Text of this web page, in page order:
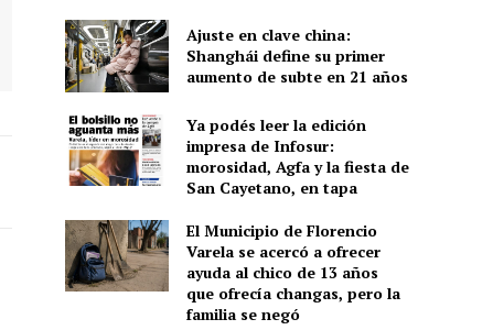
Ajuste en clave china:
Shanghái define su primer
aumento de subte en 21 años
Ya podés leer la edición
impresa de Infosur:
morosidad, Agfa y la fiesta de
San Cayetano, en tapa
El Municipio de Florencio
Varela se acercó a ofrecer
ayuda al chico de 13 años
que ofrecía changas, pero la
familia se negó